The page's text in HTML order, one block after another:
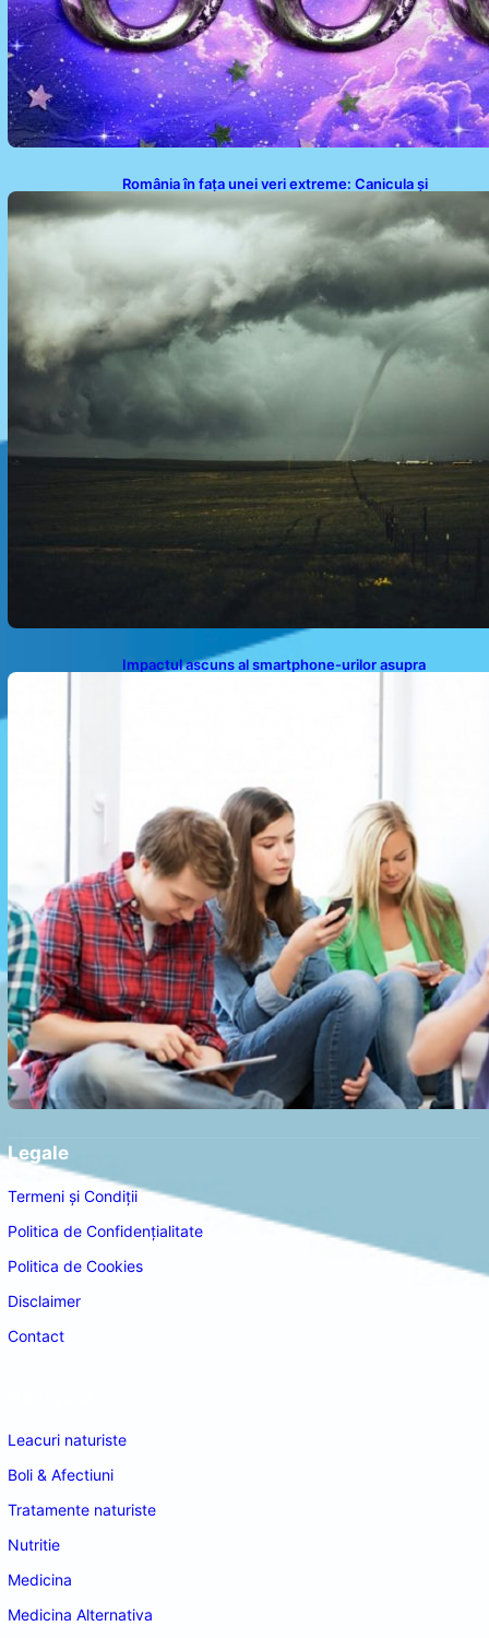
România în fața unei veri extreme: Canicula și
Impactul ascuns al smartphone-urilor asupra
Legale
Termeni și Condiții
Politica de Confidențialitate
Politica de Cookies
Disclaimer
Contact
Leacuri naturiste
Boli & Afectiuni
Tratamente naturiste
Nutritie
Medicina
Medicina Alternativa